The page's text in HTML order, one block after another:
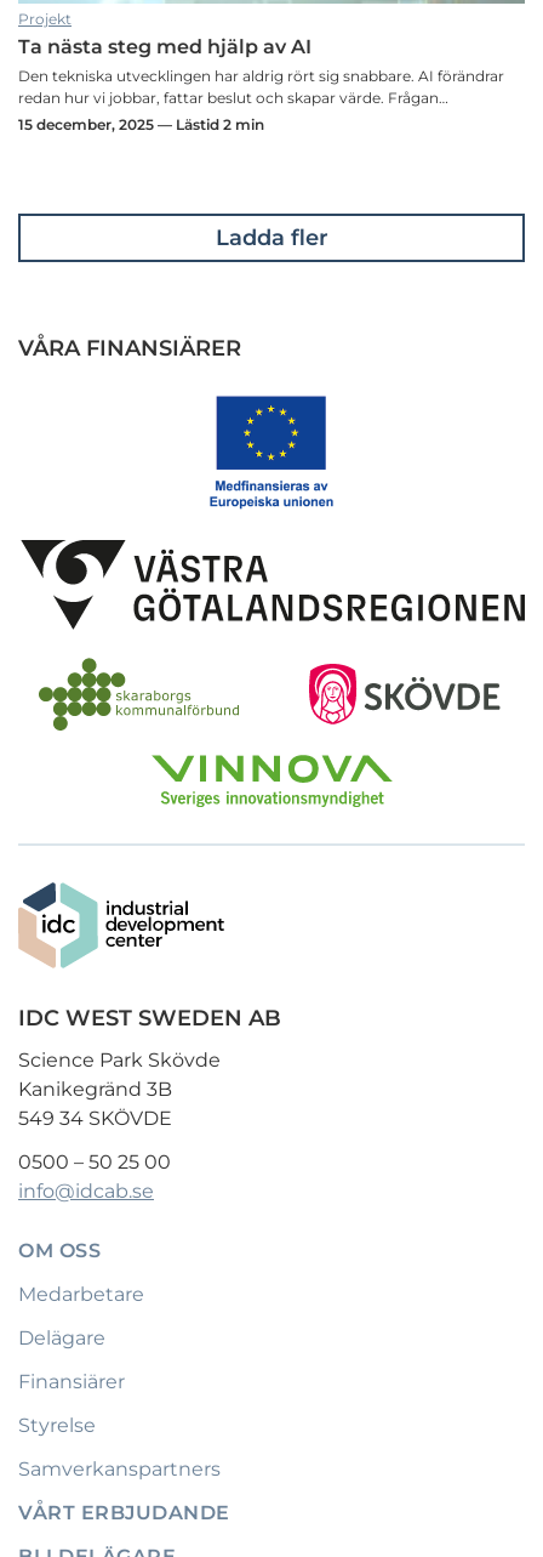
Projekt
Ta nästa steg med hjälp av AI
Den tekniska utvecklingen har aldrig rört sig snabbare. AI förändrar
redan hur vi jobbar, fattar beslut och skapar värde. Frågan…
15 december, 2025 — Lästid 2 min
Ladda fler
VÅRA FINANSIÄRER
IDC WEST SWEDEN AB
Science Park Skövde
Kanikegränd 3B
549 34 SKÖVDE
0500 – 50 25 00
info@idcab.se
OM OSS
Medarbetare
Delägare
Finansiärer
Styrelse
Samverkanspartners
VÅRT ERBJUDANDE